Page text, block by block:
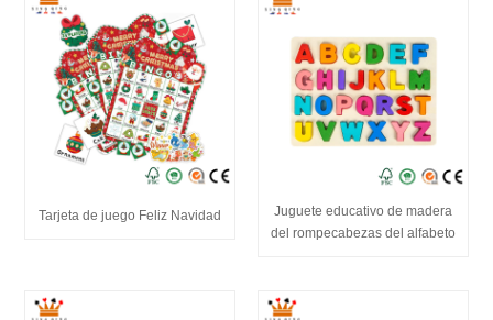
Tarjeta de juego Feliz Navidad
Juguete educativo de madera
del rompecabezas del alfabeto